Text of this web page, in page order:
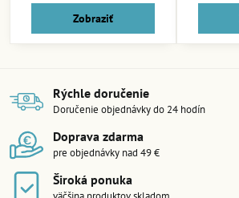
Zobraziť
Rýchle doručenie
Doručenie objednávky do 24 hodín
Doprava zdarma
pre objednávky nad 49 €
Široká ponuka